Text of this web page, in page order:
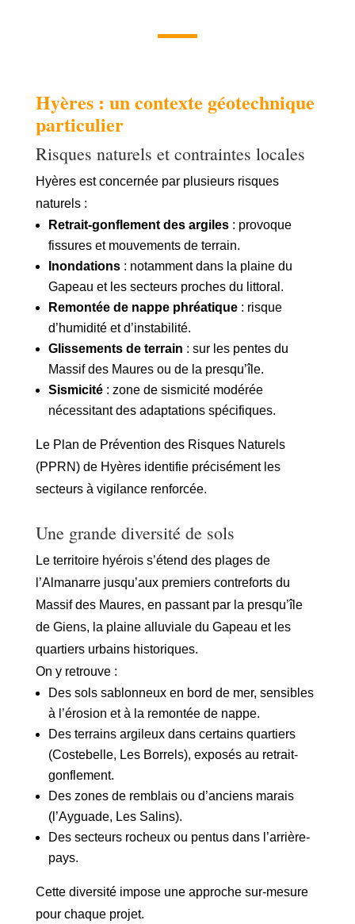
Hyères : un contexte géotechnique
particulier
Risques naturels et contraintes locales
Hyères est concernée par plusieurs risques
naturels :
Retrait-gonflement des argiles : provoque
fissures et mouvements de terrain.
Inondations : notamment dans la plaine du
Gapeau et les secteurs proches du littoral.
Remontée de nappe phréatique : risque
d’humidité et d’instabilité.
Glissements de terrain : sur les pentes du
Massif des Maures ou de la presqu’île.
Sismicité : zone de sismicité modérée
nécessitant des adaptations spécifiques.
Le Plan de Prévention des Risques Naturels
(PPRN) de Hyères identifie précisément les
secteurs à vigilance renforcée.
Une grande diversité de sols
Le territoire hyérois s’étend des plages de
l’Almanarre jusqu’aux premiers contreforts du
Massif des Maures, en passant par la presqu’île
de Giens, la plaine alluviale du Gapeau et les
quartiers urbains historiques.
On y retrouve :
Des sols sablonneux en bord de mer, sensibles
à l’érosion et à la remontée de nappe.
Des terrains argileux dans certains quartiers
(Costebelle, Les Borrels), exposés au retrait-
gonflement.
Des zones de remblais ou d’anciens marais
(l’Ayguade, Les Salins).
Des secteurs rocheux ou pentus dans l’arrière-
pays.
Cette diversité impose une approche sur-mesure
pour chaque projet.